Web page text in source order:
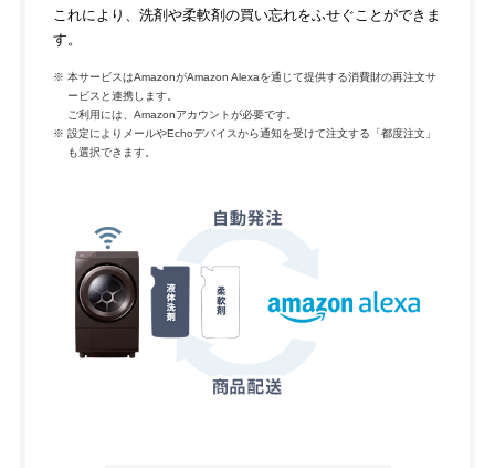
これにより、洗剤や柔軟剤の買い忘れをふせぐことができま
す。
※ 本サービスはAmazonがAmazon Alexaを通じて提供する消費財の再注文サ
ービスと連携します。
ご利用には、Amazonアカウントが必要です。
※ 設定によりメールやEchoデバイスから通知を受けて注文する「都度注文」
も選択できます。